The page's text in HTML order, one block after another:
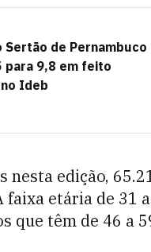
Sertão de Pernambuco
para 9,8 em feito
Ideb
nesta edição,
etária de 31
que têm de 46 a